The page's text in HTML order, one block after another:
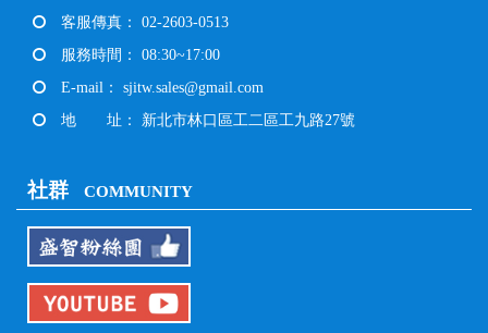
客服傳真： 02-2603-0513
服務時間： 08:30~17:00
E-mail： sjitw.sales@gmail.com
地 址： 新北市林口區工二區工九路27號
社群 COMMUNITY